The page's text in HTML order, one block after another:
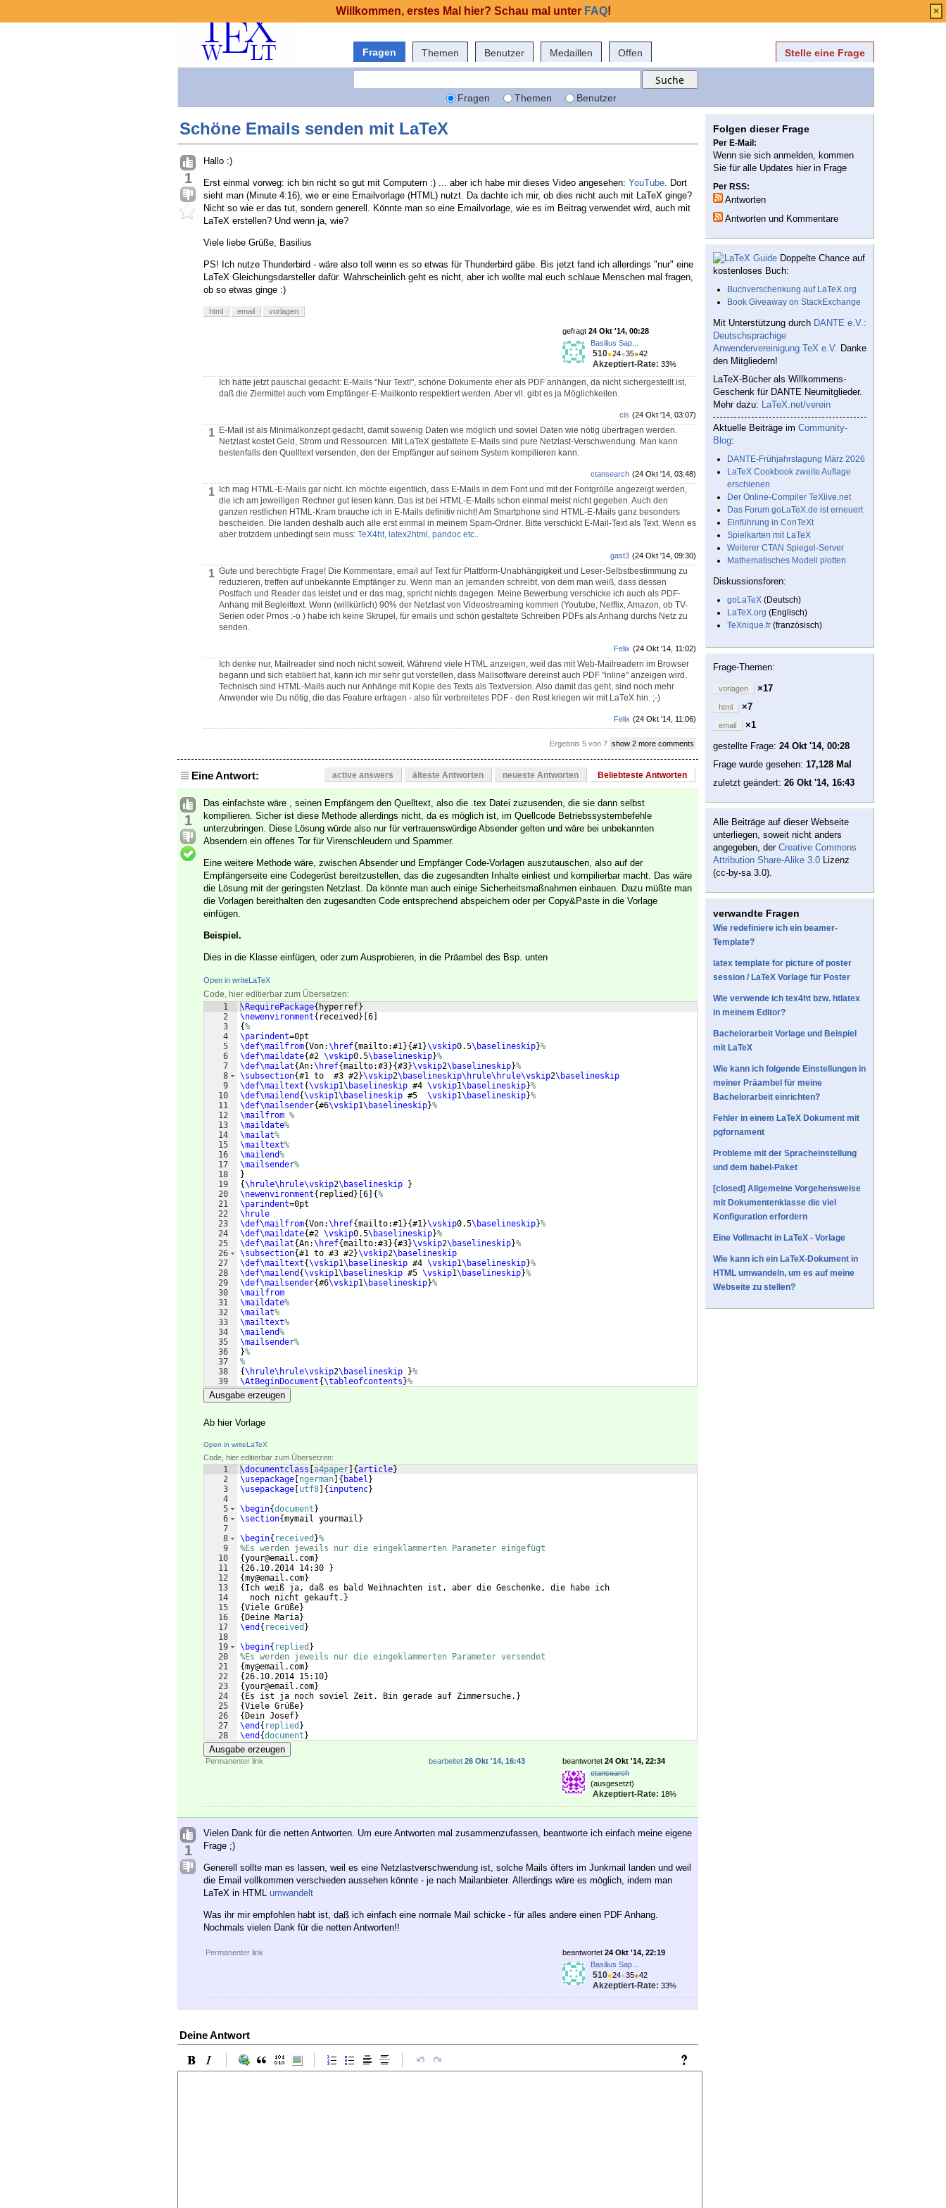
Fragen Themen Benutzer Medaillen Offen Stelle eine Frage
Fragen Themen Benutzer
Schöne Emails senden mit LaTeX
1
Hallo :)
Erst einmal vorweg: ich bin nicht so gut mit Computern :) ... aber ich habe mir dieses Video angesehen: YouTube. Dort
sieht man (Minute 4:16), wie er eine Emailvorlage (HTML) nutzt. Da dachte ich mir, ob dies nicht auch mit LaTeX ginge?
Nicht so wie er das tut, sondern generell. Könnte man so eine Emailvorlage, wie es im Beitrag verwendet wird, auch mit
LaTeX erstellen? Und wenn ja, wie?
Viele liebe Grüße, Basilius
PS! Ich nutze Thunderbird - wäre also toll wenn es so etwas für Thunderbird gäbe. Bis jetzt fand ich allerdings "nur" eine
LaTeX Gleichungsdarsteller dafür. Wahrscheinlich geht es nicht, aber ich wollte mal euch schlaue Menschen mal fragen,
ob so etwas ginge :)
html email vorlagen
gefragt 24 Okt '14, 00:28
Basilius Sap...
510●24●35●42
Akzeptiert-Rate: 33%
Ich hätte jetzt pauschal gedacht: E-Mails "Nur Text!", schöne Dokumente eher als PDF anhängen, da nicht sichergestellt ist,
daß die Ziermittel auch vom Empfänger-E-Mailkonto respektiert werden. Aber vll. gibt es ja Möglichkeiten.
(24 Okt '14, 03:07)
cis
1
E-Mail ist als Minimalkonzept gedacht, damit sowenig Daten wie möglich und soviel Daten wie nötig übertragen werden.
Netzlast kostet Geld, Strom und Ressourcen. Mit LaTeX gestaltete E-Mails sind pure Netzlast-Verschwendung. Man kann
bestenfalls den Quelltext versenden, den der Empfänger auf seinem System kompilieren kann.
(24 Okt '14, 03:48)
ctansearch
1
Ich mag HTML-E-Mails gar nicht. Ich möchte eigentlich, dass E-Mails in dem Font und mit der Fontgröße angezeigt werden,
die ich am jeweiligen Rechner gut lesen kann. Das ist bei HTML-E-Mails schon einmal meist nicht gegeben. Auch den
ganzen restlichen HTML-Kram brauche ich in E-Mails definitiv nicht! Am Smartphone sind HTML-E-Mails ganz besonders
bescheiden. Die landen deshalb auch alle erst einmal in meinem Spam-Ordner. Bitte verschickt E-Mail-Text als Text. Wenn es
aber trotzdem unbedingt sein muss: TeX4ht, latex2html, pandoc etc..
(24 Okt '14, 09:30)
gast3
1 Gute und berechtigte Frage! Die Kommentare, email auf Text für Plattform-Unabhängigkeit und Leser-Selbstbestimmung zu
reduzieren, treffen auf unbekannte Empfänger zu. Wenn man an jemanden schreibt, von dem man weiß, dass dessen
Postfach und Reader das leistet und er das mag, spricht nichts dagegen. Meine Bewerbung verschicke ich auch als PDF-
Anhang mit Begleittext. Wenn (willkürlich) 90% der Netzlast von Videostreaming kommen (Youtube, Netflix, Amazon, ob TV-
Serien oder Prnos :-o ) habe ich keine Skrupel, für emails und schön gestaltete Schreiben PDFs als Anhang durchs Netz zu
senden.
(24 Okt '14, 11:02)
Felix
Ich denke nur, Mailreader sind noch nicht soweit. Während viele HTML anzeigen, weil das mit Web-Mailreadern im Browser
begann und sich etabliert hat, kann ich mir sehr gut vorstellen, dass Mailsoftware dereinst auch PDF "inline" anzeigen wird.
Technisch sind HTML-Mails auch nur Anhänge mit Kopie des Texts als Textversion. Also damit das geht, sind noch mehr
Anwender wie Du nötig, die das Feature erfragen - also für verbreitetes PDF - den Rest kriegen wir mit LaTeX hin. ;-)
(24 Okt '14, 11:06)
Felix
Ergebnis 5 von 7 show 2 more comments
Eine Antwort: active answers älteste Antworten neueste Antworten Beliebteste Antworten
1
Das einfachste wäre , seinen Empfängern den Quelltext, also die .tex Datei zuzusenden, die sie dann selbst
kompilieren. Sicher ist diese Methode allerdings nicht, da es möglich ist, im Quellcode Betriebssystembefehle
unterzubringen. Diese Lösung würde also nur für vertrauenswürdige Absender gelten und wäre bei unbekannten
Absendern ein offenes Tor für Virenschleudern und Spammer.
Eine weitere Methode wäre, zwischen Absender und Empfänger Code-Vorlagen auszutauschen, also auf der
Empfängerseite eine Codegerüst bereitzustellen, das die zugesandten Inhalte einliest und kompilierbar macht. Das wäre
die Lösung mit der geringsten Netzlast. Da könnte man auch einige Sicherheitsmaßnahmen einbauen. Dazu müßte man
die Vorlagen bereithalten den zugesandten Code entsprechend abspeichern oder per Copy&Paste in die Vorlage
einfügen.
Beispiel.
Dies in die Klasse einfügen, oder zum Ausprobieren, in die Präambel des Bsp. unten
Open in writeLaTeX
Code, hier editierbar zum Übersetzen:
1
2
3
4
5
6
7
8
9
10
11
12
13
14
15
16
17
18
19
20
21
22
23
24
25
26
27
28
29
30
31
32
33
34
35
36
37
38
39
\RequirePackage{ hyperref}
\newenvironment{ received } 6
{%
\parindent=0pt
\def\mailfrom{Von:\href{mailto:#1}{#1}\vskip0.5\baselineskip}%
\def\maildate{#2 \vskip0.5\baselineskip}%
\def\mailat{An:\href{mailto:#3}{#3}\vskip2\baselineskip}%
\subsection{#1 to  #3 #2}\vskip2\baselineskip\hrule\hrule\vskip2\baselineskip
\def\mailtext{\vskip1\baselineskip #4 \vskip1\baselineskip}%
\def\mailend {\vskip1\baselineskip #5 \vskip1\baselineskip}%
\def\mailsender{#6\vskip1\baselineskip}%
\mailfrom %
\maildate%
\mailat%
\mailtext%
\mailend%
\mailsender%
}
{\hrule\hrule\vskip2\baselineskip
}
\newenvironment{ replied } 6 {%
\parindent=0pt
\hrule
\def\mailfrom{Von:\href{mailto:#1}{#1}\vskip0.5\baselineskip}%
\def\maildate{#2 \vskip0.5\baselineskip}%
\def\mailat{An:\href{mailto:#3}{#3}\vskip2\baselineskip}%
\subsection{#1 to #3 #2}\vskip2\baselineskip
\def\mailtext{\vskip1\baselineskip #4 \vskip1\baselineskip}%
\def\mailend {\vskip1\baselineskip #5 \vskip1\baselineskip}%
\def\mailsender{#6\vskip1\baselineskip}%
\mailfrom
\maildate%
\mailat%
\mailtext%
\mailend%
\mailsender%
}%
%
{\hrule\hrule\vskip2\baselineskip }%
\AtBeginDocument{\tableofcontents }%
Ausgabe erzeugen
Ab hier Vorlage
Open in writeLaTeX
Code, hier editierbar zum Übersetzen:
1
2
3
4
5
6
7
8
9
10
11
12
13
14
15
16
17
18
19
20
21
22
23
24
25
26
27
28
\documentclass a4paper {article}
\usepackage ngerman { babel }
\usepackage utf8 { inputenc}
\begin{document }
\section{mymail yourmail }
\begin{ received }%
%Es werden jeweils nur die eingeklammerten Parameter eingefügt
{your@email.com}
{26.10.2014 14:30
}
{my@email.com}
{ Ich weiß ja, daß es bald Weihnachten ist, aber die Geschenke, die habe ich
  noch nicht gekauft.
}
{Viele Grüße}
{ Deine Maria}
\end { received }
\begin{ replied }
%Es werden jeweils nur die eingeklammerten Parameter versendet
{my@email.com}
{26.10.2014 15:10}
{your@email.com}
{ Es ist ja noch soviel Zeit. Bin gerade auf Zimmersuche. }
{Viele Grüße}
{ Dein Josef}
\end { replied }
\end {document }
Ausgabe erzeugen
Permanenter link beantwortet 24 Okt '14, 22:34
ctansearch
(ausgesetzt)
Akzeptiert-Rate: 18%
bearbeitet 26 Okt '14, 16:43
1
Vielen Dank für die netten Antworten. Um eure Antworten mal zusammenzufassen, beantworte ich einfach meine eigene
Frage ;)
Generell sollte man es lassen, weil es eine Netzlastverschwendung ist, solche Mails öfters im Junkmail landen und weil
die Email vollkommen verschieden aussehen könnte - je nach Mailanbieter. Allerdings wäre es möglich, indem man
LaTeX in HTML umwandelt
Was ihr mir empfohlen habt ist, daß ich einfach eine normale Mail schicke - für alles andere einen PDF Anhang.
Nochmals vielen Dank für die netten Antworten!!
Permanenter link beantwortet 24 Okt '14, 22:19
Basilius Sap...
510●24●35●42
Akzeptiert-Rate: 33%
Deine Antwort
Folgen dieser Frage
Per E-Mail:
Wenn sie sich anmelden, kommen
Sie für alle Updates hier in Frage
Per RSS:
Antworten
Antworten und Kommentare
Doppelte Chance auf
kostenloses Buch:
Buchverschenkung auf LaTeX.org
Book Giveaway on StackExchange
Mit Unterstützung durch DANTE e.V.:
Deutschsprachige
Anwendervereinigung TeX e.V. Danke
den Mitgliedern!
LaTeX-Bücher als Willkommens-
Geschenk für DANTE Neumitglieder.
Mehr dazu: LaTeX.net/verein
Aktuelle Beiträge im Community-
Blog:
DANTE-Frühjahrstagung März 2026
LaTeX Cookbook zweite Auflage
erschienen
Der Online-Compiler TeXlive.net
Das Forum goLaTeX.de ist erneuert
Einführung in ConTeXt
Spielkarten mit LaTeX
Weiterer CTAN Spiegel-Server
Mathematisches Modell plotten
Diskussionsforen:
goLaTeX (Deutsch)
LaTeX.org (Englisch)
TeXnique.fr (französisch)
Frage-Themen:
vorlagen ×17
html ×7
email
×1
gestellte Frage: 24 Okt '14, 00:28
Frage wurde gesehen: 17,128 Mal
zuletzt geändert: 26 Okt '14, 16:43
Alle Beiträge auf dieser Webseite
unterliegen, soweit nicht anders
angegeben, der Creative Commons
Attribution Share-Alike 3.0 Lizenz
(cc-by-sa 3.0).
verwandte Fragen
Wie redefiniere ich ein beamer-
Template?
latex template for picture of poster
session / LaTeX Vorlage für Poster
Wie verwende ich tex4ht bzw. htlatex
in meinem Editor?
Bachelorarbeit Vorlage und Beispiel
mit LaTeX
Wie kann ich folgende Einstellungen in
meiner Präambel für meine
Bachelorarbeit einrichten?
Fehler in einem LaTeX Dokument mit
pgfornament
Probleme mit der Spracheinstellung
und dem babel-Paket
[closed] Allgemeine Vorgehensweise
mit Dokumentenklasse die viel
Konfiguration erfordern
Eine Vollmacht in LaTeX - Vorlage
Wie kann ich ein LaTeX-Dokument in
HTML umwandeln, um es auf meine
Webseite zu stellen?
Willkommen, erstes Mal hier? Schau mal unter FAQ! ×